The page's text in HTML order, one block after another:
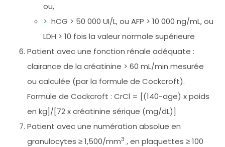
ou,
hCG > 50 000 UI/L, ou AFP > 10 000 ng/mL, ou
LDH > 10 fois la valeur normale supérieure
Patient avec une fonction rénale adéquate :
clairance de la créatinine > 60 mL/min mesurée
ou calculée (par la formule de Cockcroft).
Formule de Cockcroft : CrCl = [(140-age) x poids
en kg]/[72 x créatinine sérique (mg/dL)]
Patient avec une numération absolue en
granulocytes ≥ 1,500/mm3 , en plaquettes ≥ 100